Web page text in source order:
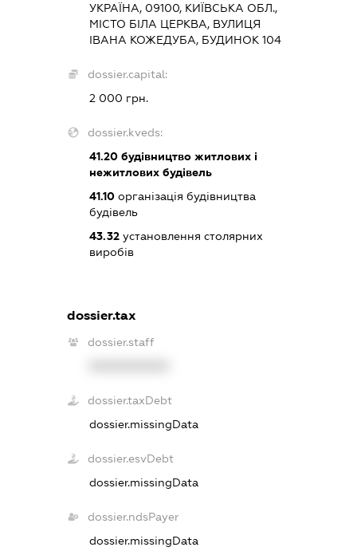
УКРАЇНА, 09100, КИЇВСЬКА ОБЛ.,
МІСТО БІЛА ЦЕРКВА, ВУЛИЦЯ
ІВАНА КОЖЕДУБА, БУДИНОК 104
dossier.capital:
2 000 грн.
dossier.kveds:
41.20будівництво житлових і
нежитлових будівель
41.10організація будівництва
будівель
43.32установлення столярних
виробів
dossier.tax
dossier.staff
dossier.taxDebt
dossier.missingData
dossier.esvDebt
dossier.missingData
dossier.ndsPayer
dossier.missingData